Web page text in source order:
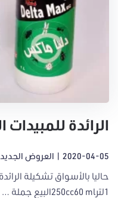
الرائدة
2020-04-05
| العروض
حاليا بالأسواق تشكيلة
1لتر250cc60 mlالبيع جملة …